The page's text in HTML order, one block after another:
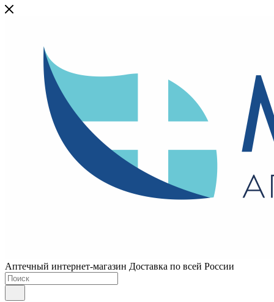
Аптечный интернет-магазин Доставка по всей России